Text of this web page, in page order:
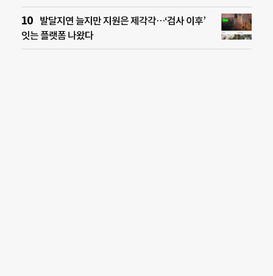
발달지연 늘지만 지원은 제각각…‘검사 이후’
잇는 플랫폼 나왔다